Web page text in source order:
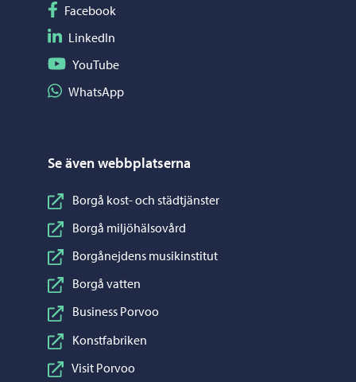
Följ på Facebook
Facebook
Följ på LinkedIn
LinkedIn
Följ på YouTube
YouTube
Dela på WhatsApp
WhatsApp
Se även webbplatserna
Borgå kost- och städtjänster
Borgå miljöhälsovård
Borgånejdens musikinstitut
Borgå vatten
Business Porvoo
Konstfabriken
Visit Porvoo